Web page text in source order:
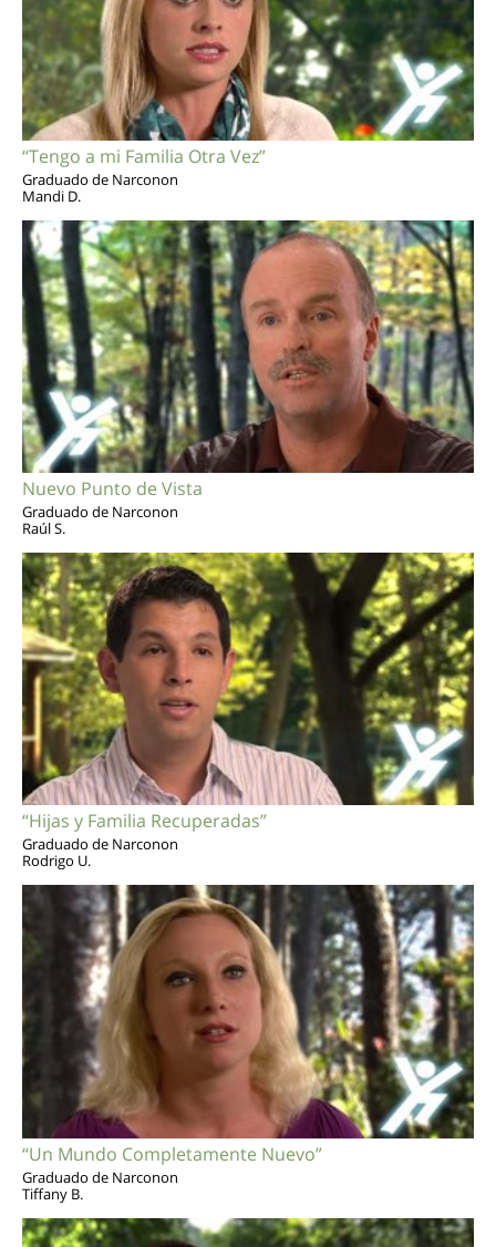
“Tengo a mi Familia Otra Vez”
Graduado de Narconon
Mandi D.
Nuevo Punto de Vista
Graduado de Narconon
Raúl S.
“Hijas y Familia Recuperadas”
Graduado de Narconon
Rodrigo U.
“Un Mundo Completamente Nuevo”
Graduado de Narconon
Tiffany B.